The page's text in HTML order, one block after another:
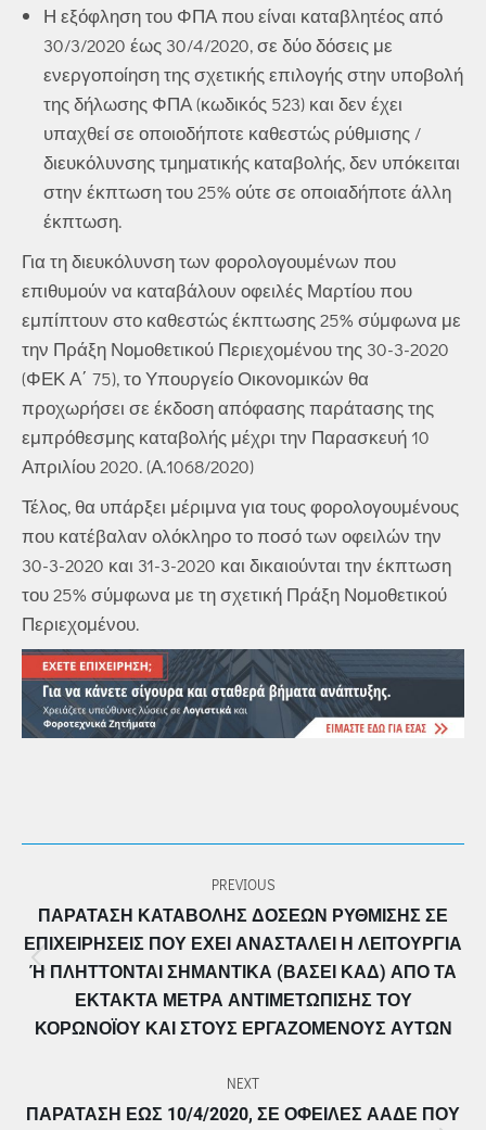
Η εξόφληση του ΦΠΑ που είναι καταβλητέος από
30/3/2020 έως 30/4/2020, σε δύο δόσεις με
ενεργοποίηση της σχετικής επιλογής στην υποβολή
της δήλωσης ΦΠΑ (κωδικός 523) και δεν έχει
υπαχθεί σε οποιοδήποτε καθεστώς ρύθμισης /
διευκόλυνσης τμηματικής καταβολής, δεν υπόκειται
στην έκπτωση του 25% ούτε σε οποιαδήποτε άλλη
έκπτωση.
Για τη διευκόλυνση των φορολογουμένων που
επιθυμούν να καταβάλουν οφειλές Μαρτίου που
εμπίπτουν στο καθεστώς έκπτωσης 25% σύμφωνα με
την Πράξη Νομοθετικού Περιεχομένου της 30-3-2020
(ΦΕΚ Α΄ 75), το Υπουργείο Οικονομικών θα
προχωρήσει σε έκδοση απόφασης παράτασης της
εμπρόθεσμης καταβολής μέχρι την Παρασκευή 10
Απριλίου 2020. (Α.1068/2020)
Τέλος, θα υπάρξει μέριμνα για τους φορολογουμένους
που κατέβαλαν ολόκληρο το ποσό των οφειλών την
30-3-2020 και 31-3-2020 και δικαιούνται την έκπτωση
του 25% σύμφωνα με τη σχετική Πράξη Νομοθετικού
Περιεχομένου.
PREVIOUS
Previous
post:
ΠΑΡΆΤΑΣΗ ΚΑΤΑΒΟΛΉΣ ΔΌΣΕΩΝ ΡΎΘΜΙΣΗΣ ΣΕ
ΕΠΙΧΕΙΡΉΣΕΙΣ ΠΟΥ ΈΧΕΙ ΑΝΑΣΤΑΛΕΊ Η ΛΕΙΤΟΥΡΓΊΑ
Ή ΠΛΉΤΤΟΝΤΑΙ ΣΗΜΑΝΤΙΚΆ (ΒΆΣΕΙ ΚΑΔ) ΑΠΌ ΤΑ Έ
ΚΤΑΚΤΑ ΜΈΤΡΑ ΑΝΤΙΜΕΤΏΠΙΣΗΣ ΤΟΥ Κ
ΟΡΩΝΟΪΟΎ ΚΑΙ ΣΤΟΥΣ ΕΡΓΑΖΟΜΈΝΟΥΣ ΑΥΤΏΝ
NEXT
ΠΑΡΆΤΑΣΗ ΈΩΣ 10/4/2020, ΣΕ ΟΦΕΙΛΈΣ ΑΑΔΕ ΠΟΥ